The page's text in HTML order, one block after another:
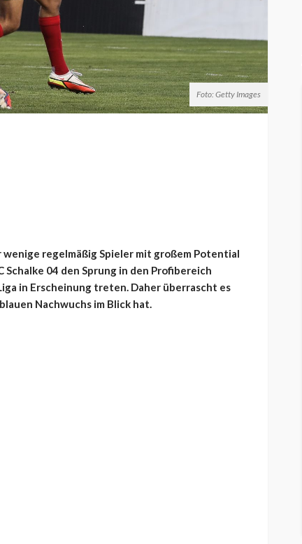
Foto: Getty Images
regelmäßig Spieler mit großem Potential
04 den Sprung in den Profibereich
in Erscheinung treten. Daher überrascht es
Nachwuchs im Blick hat.